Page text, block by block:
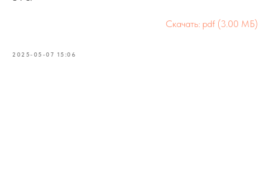
Скачать: pdf (3.00 МБ)
2025-05-07 15:06